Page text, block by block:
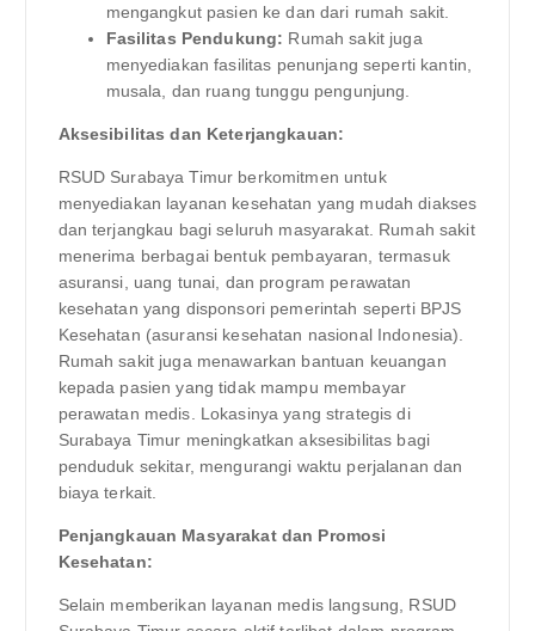
mengangkut pasien ke dan dari rumah sakit.
Fasilitas Pendukung: Rumah sakit juga
menyediakan fasilitas penunjang seperti kantin,
musala, dan ruang tunggu pengunjung.
Aksesibilitas dan Keterjangkauan:
RSUD Surabaya Timur berkomitmen untuk
menyediakan layanan kesehatan yang mudah diakses
dan terjangkau bagi seluruh masyarakat. Rumah sakit
menerima berbagai bentuk pembayaran, termasuk
asuransi, uang tunai, dan program perawatan
kesehatan yang disponsori pemerintah seperti BPJS
Kesehatan (asuransi kesehatan nasional Indonesia).
Rumah sakit juga menawarkan bantuan keuangan
kepada pasien yang tidak mampu membayar
perawatan medis. Lokasinya yang strategis di
Surabaya Timur meningkatkan aksesibilitas bagi
penduduk sekitar, mengurangi waktu perjalanan dan
biaya terkait.
Penjangkauan Masyarakat dan Promosi
Kesehatan:
Selain memberikan layanan medis langsung, RSUD